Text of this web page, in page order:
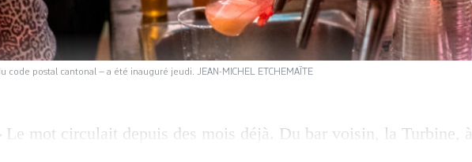
postal cantonal – a été inauguré jeudi. JEAN-MICHEL ETCHEMAÏTE
Le mot circulait depuis des mois déjà. Du bar voisin, la Turbine, à